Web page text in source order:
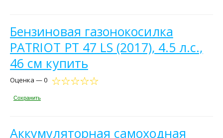
Бензиновая газонокосилка
PATRIOT PT 47 LS (2017), 4.5 л.с.,
46 см купить
Оценка — 0
Сохранить
Аккумуляторная самоходная